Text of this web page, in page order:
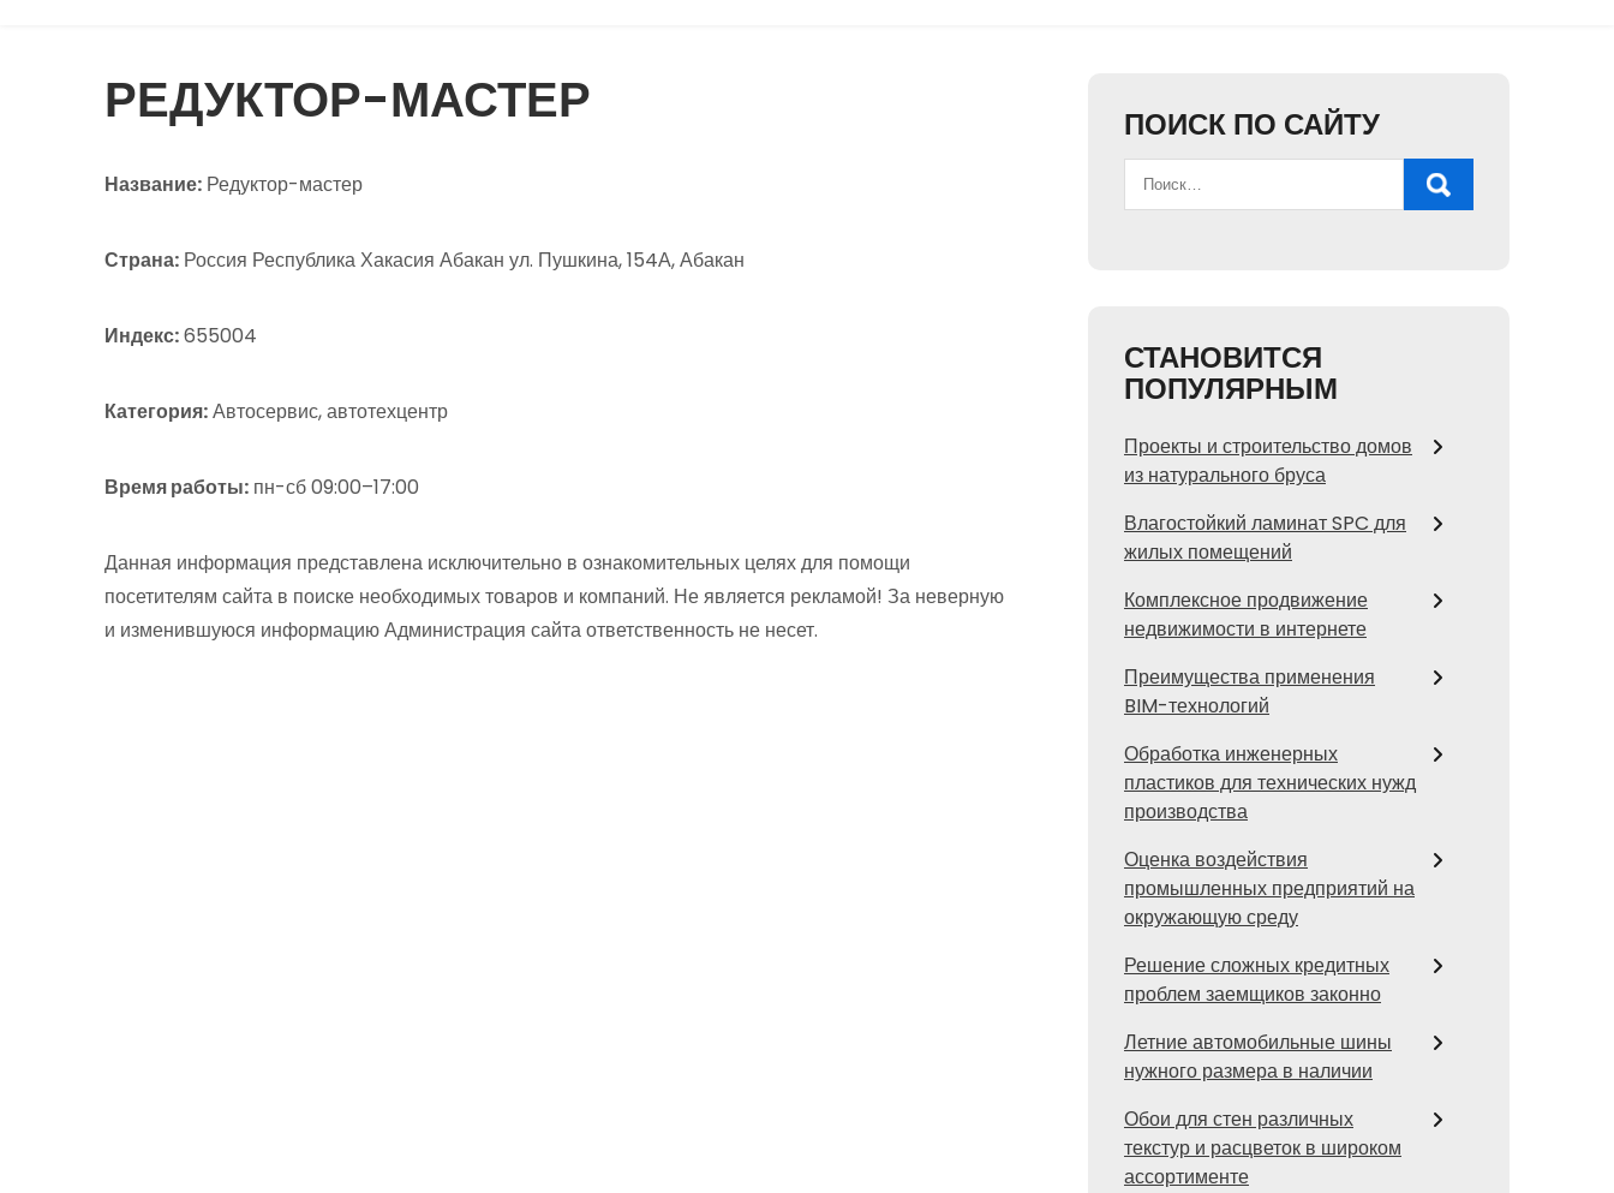
РЕДУКТОР-МАСТЕР
Название: Редуктор-мастер
Страна: Россия Республика Хакасия Абакан ул. Пушкина, 154А, Абакан
Индекс:655004
Категория:Автосервис, автотехцентр
Время работы: пн-сб 09:00–17:00
Данная информация представлена исключительно в ознакомительных целях для помощи
посетителям сайта в поиске необходимых товаров и компаний. Не является рекламой! За неверную
и изменившуюся информацию Администрация сайта ответственность не несет.
ПОИСК ПО САЙТУ
СТАНОВИТСЯ
ПОПУЛЯРНЫМ
Проекты и строительство домов
из натурального бруса
Влагостойкий ламинат SPC для
жилых помещений
Комплексное продвижение
недвижимости в интернете
Преимущества применения
BIM-технологий
Обработка инженерных
пластиков для технических нужд
производства
Оценка воздействия
промышленных предприятий на
окружающую среду
Решение сложных кредитных
проблем заемщиков законно
Летние автомобильные шины
нужного размера в наличии
Обои для стен различных
текстур и расцветок в широком
ассортименте